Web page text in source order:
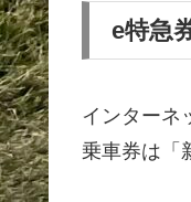
e特急
インターネ
乗車券は「